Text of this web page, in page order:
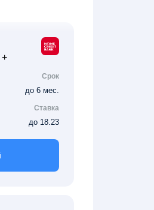
Срок
до 6 мес.
Ставка
до 18.23